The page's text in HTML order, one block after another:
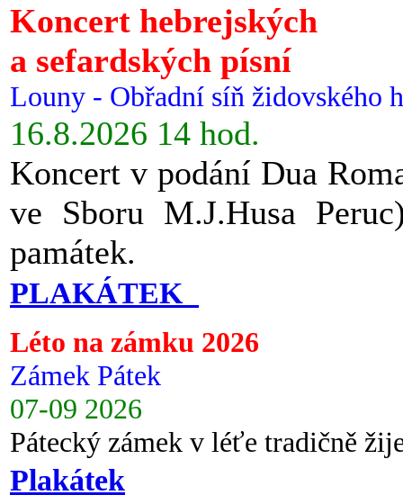
Koncert hebrejských
a sefardských písní
Louny - Obřadní síň židovského
16.8.2026 14 hod.
Koncert v podání Dua
ve Sboru M.J.Husa
památek.
PLAKÁTEK
Léto na zámku 2026
Zámek Pátek
07-09 2026
Pátecký zámek v léťe tradičně
Plakátek